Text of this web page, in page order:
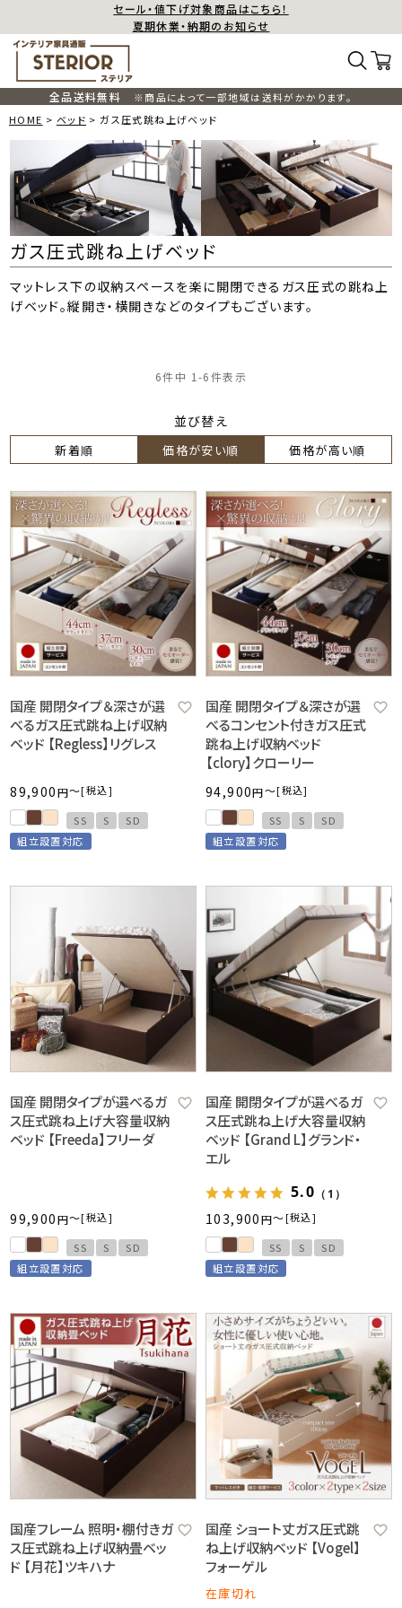
セール・値下げ対象商品はこちら！
夏期休業・納期のお知らせ
全品送料無料
※商品によって一部地域は送料がかかります。
HOME
ベッド ガス圧式跳ね上げベッド
ガス圧式跳ね上げベッド
マットレス下の収納スペースを楽に開閉できるガス圧式の跳ね上
げベッド。縦開き・横開きなどのタイプもございます。
並び替え
新着順 価格が安い順 価格が高い順
6件中 1 -6件表示
国産 開閉タイプ＆深さが選
べるガス圧式跳ね上げ収納
ベッド 【Regless】リグレス
89,900 税込
〜
SS S
SD
組立設置対応
国産 開閉タイプ＆深さが選
べるコンセント付きガス圧式
跳ね上げ収納ベッド
【clory】クローリー
94,900 税込
〜
SS S
SD
組立設置対応
国産 開閉タイプが選べるガ
ス圧式跳ね上げ大容量収納
ベッド 【Freeda】フリーダ
99,900 税込
〜
SS S
SD
組立設置対応
国産 開閉タイプが選べるガ
ス圧式跳ね上げ大容量収納
ベッド 【Grand L】グランド・
エル
5.0 （1）
103,900 税込
〜
SS S
SD
組立設置対応
国産フレーム 照明・棚付きガ
ス圧式跳ね上げ収納畳ベッ
ド 【月花】ツキハナ
国産 ショート丈ガス圧式跳
ね上げ収納ベッド 【Vogel】
フォーゲル
在庫切れ